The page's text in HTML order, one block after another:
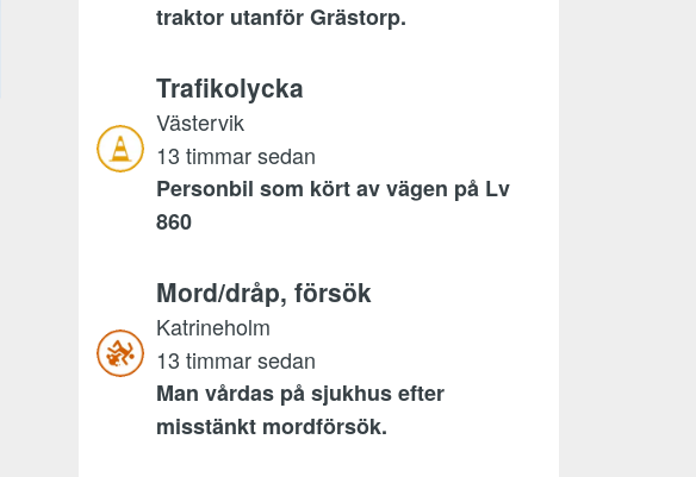
traktor utanför Grästorp.
Trafikolycka
Västervik
13 timmar sedan
Personbil som kört av vägen på Lv
860
Mord/dråp, försök
Katrineholm
13 timmar sedan
Man vårdas på sjukhus efter
misstänkt mordförsök.